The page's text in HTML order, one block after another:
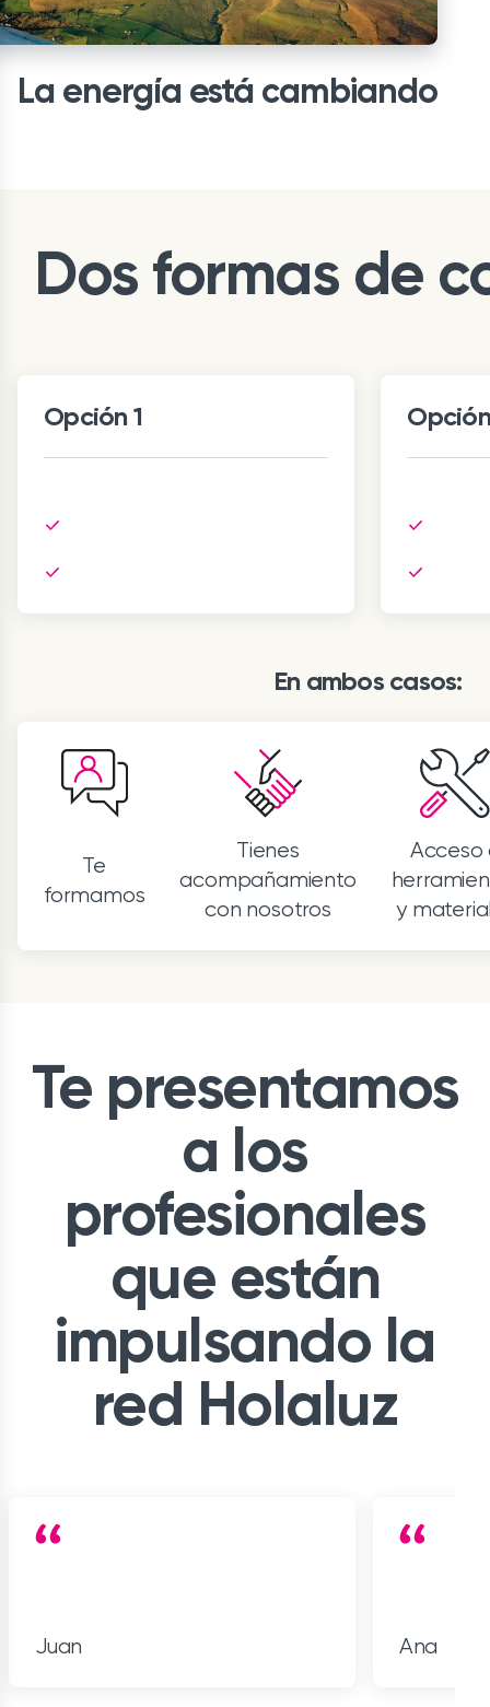
La energía está cambiando
Dos formas de
Opción 1
En ambos casos:
Te
formamos
Tienes
acompañamiento
con nosotros
Acceso
y
Te presentamos
a los
profesionales
que están
impulsando la
red Holaluz
Juan Ana